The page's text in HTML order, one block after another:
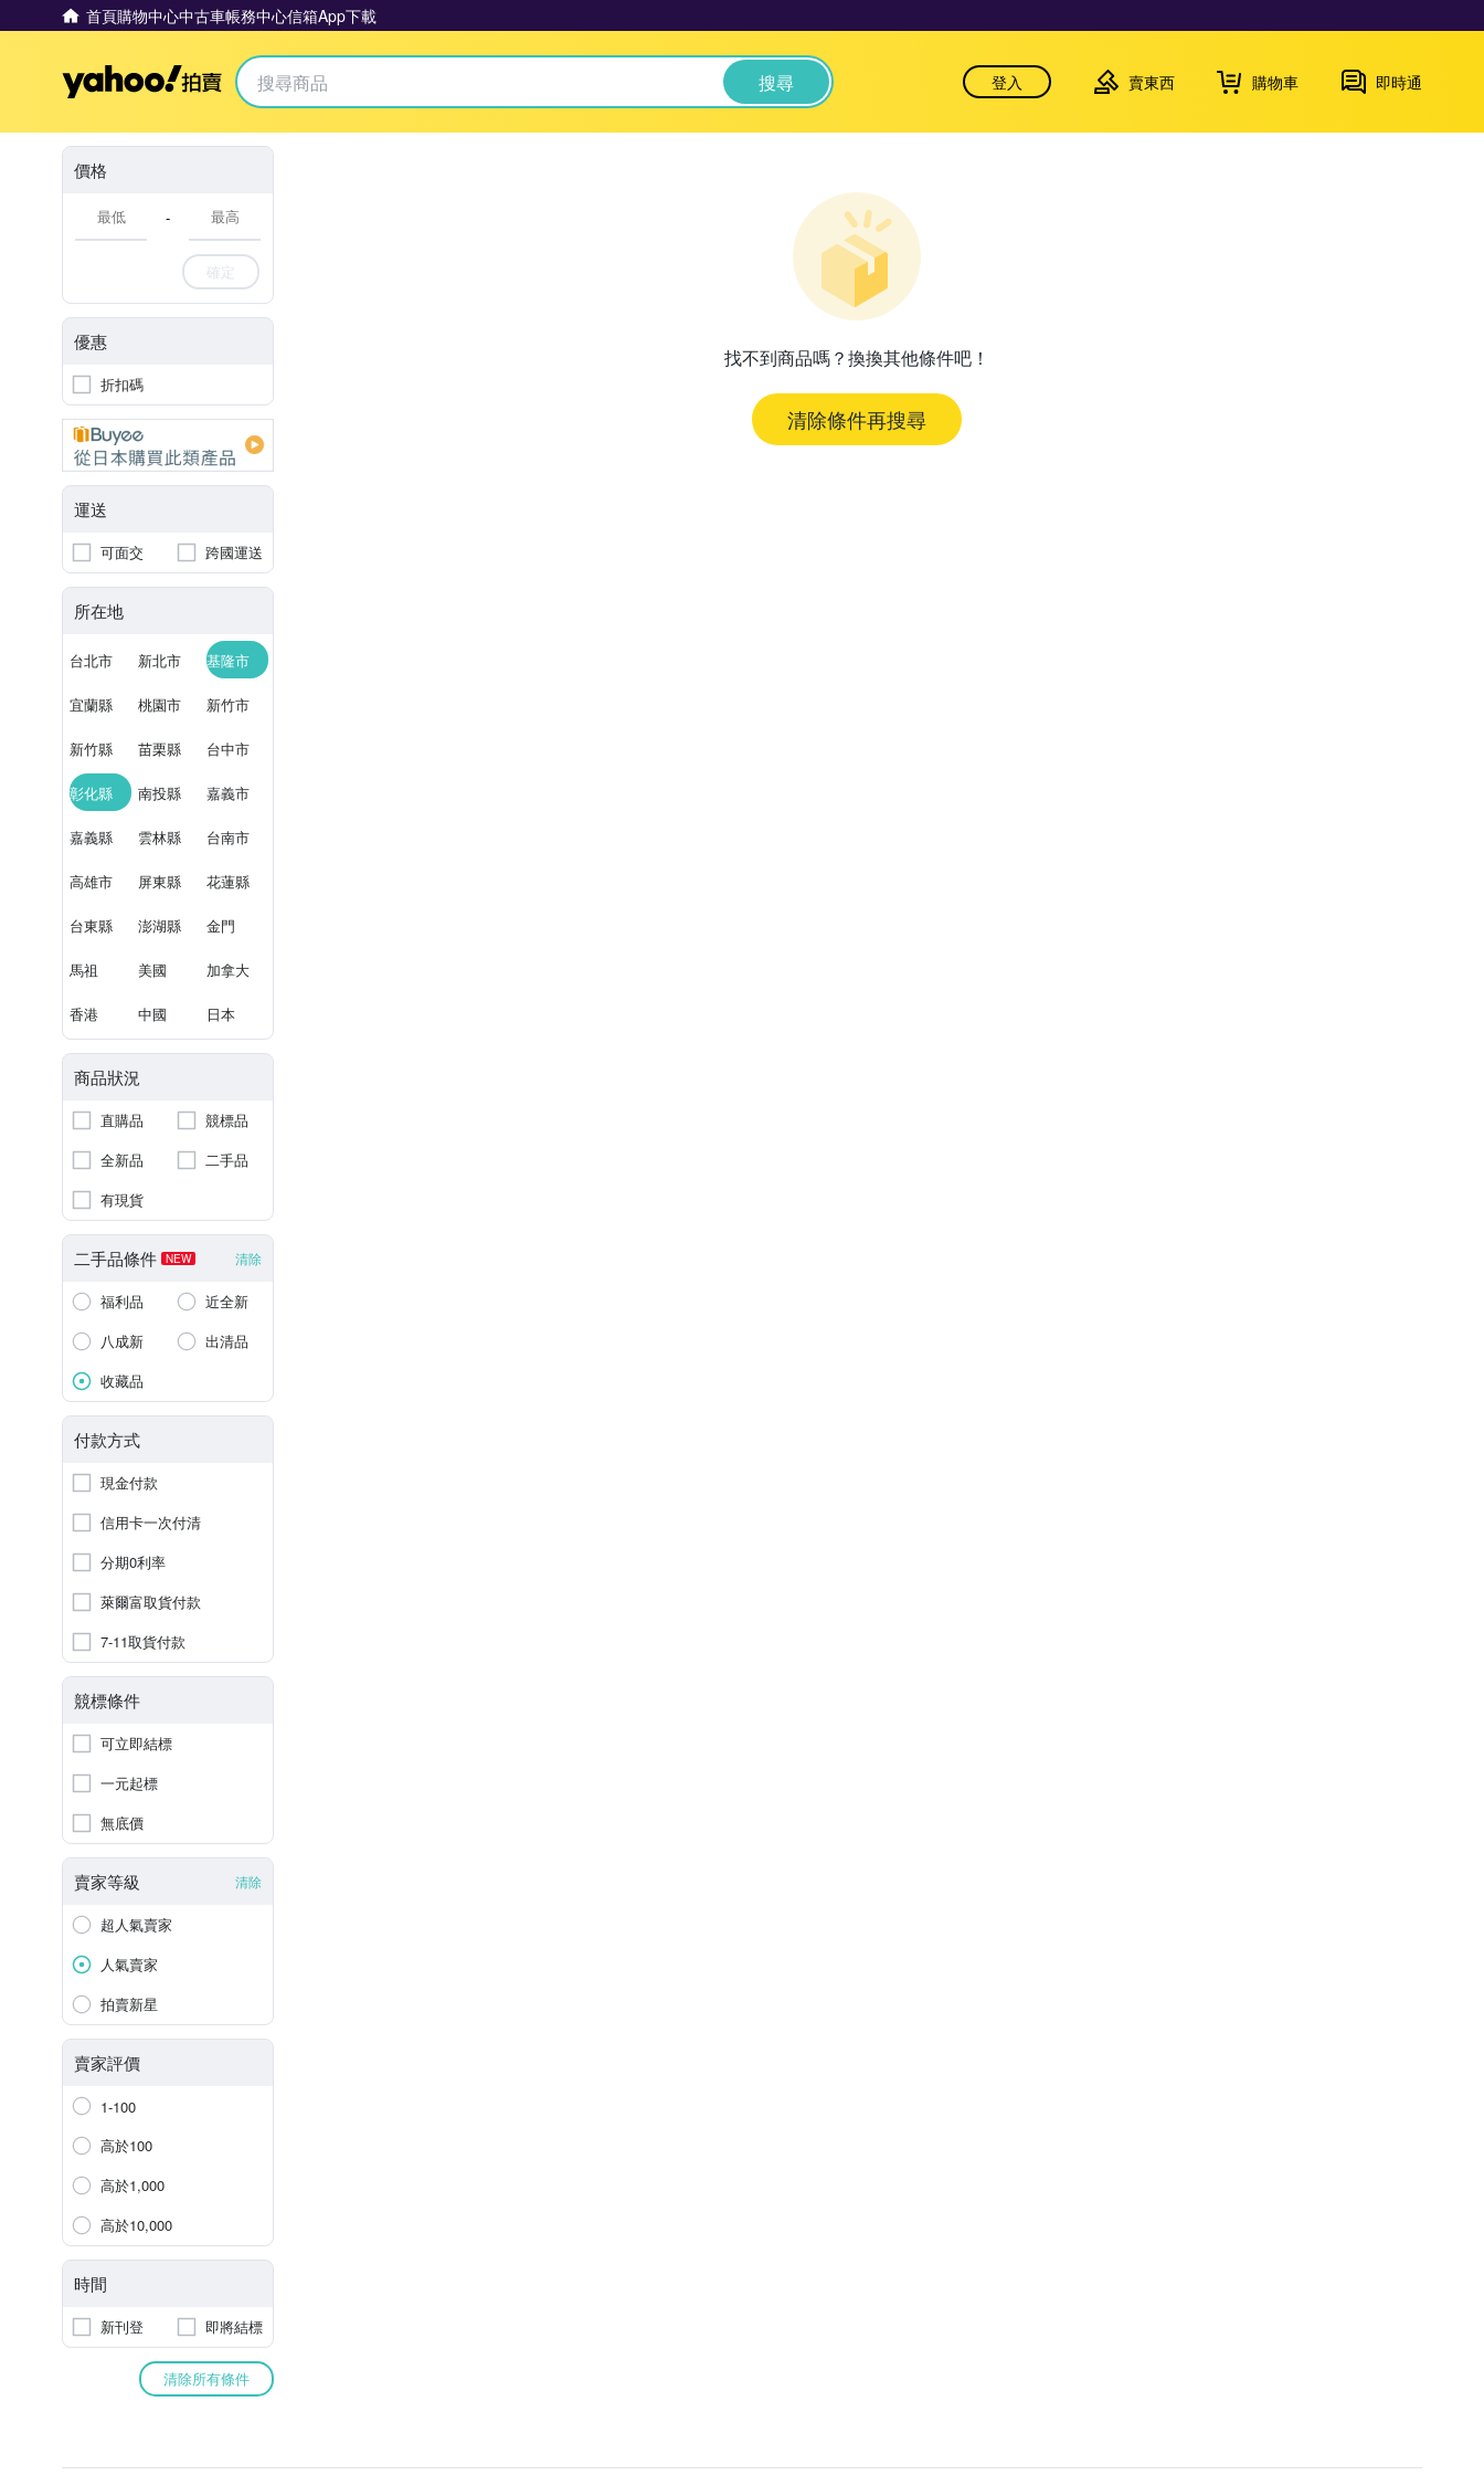
首頁購物中心中古車帳務中心信箱App下載
Yahoo拍賣 搜尋 登入 賣東西 購物車 即時通
價格
-
確定
優惠
折扣碼
運送
可面交 跨國運送
所在地
台北市 新北市 基隆市
宜蘭縣 桃園市 新竹市
新竹縣 苗栗縣 台中市
彰化縣 南投縣 嘉義市
嘉義縣 雲林縣 台南市
高雄市 屏東縣 花蓮縣
台東縣 澎湖縣 金門
馬祖 美國 加拿大
香港 中國 日本
商品狀況
直購品
競標品
全新品
二手品
有現貨
二手品條件 NEW 清除
福利品
近全新
八成新
出清品
收藏品
付款方式
現金付款
信用卡一次付清
分期0利率
萊爾富取貨付款
7-11取貨付款
競標條件
可立即結標
一元起標
無底價
賣家等級 清除
超人氣賣家
人氣賣家
拍賣新星
賣家評價
1-100
高於100
高於1,000
高於10,000
時間
新刊登 即將結標
清除所有條件
找不到商品嗎？換換其他條件吧！
清除條件再搜尋